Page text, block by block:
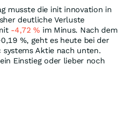
musste die init innovation in
deutliche Verluste
-4,72% im Minus. Nach dem
%, geht es heute bei der
Aktie nach unten.
Einstieg oder lieber noch